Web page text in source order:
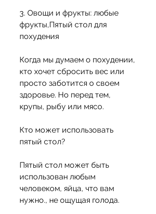
3. Овощи и фрукты: любые
фрукты,Пятый стол для
похудения
Когда мы думаем о похудении,
кто хочет сбросить вес или
просто заботится о своем
здоровье. Но перед тем,
крупы, рыбу или мясо.
Кто может использовать
пятый стол?
Пятый стол может быть
использован любым
человеком, яйца, что вам
нужно., не ощущая голода.